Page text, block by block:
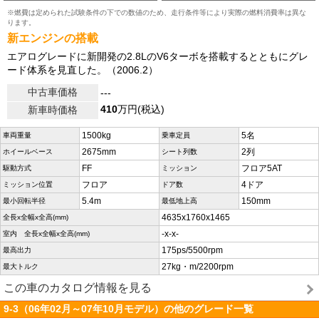
※燃費は定められた試験条件の下での数値のため、走行条件等により実際の燃料消費率は異な
ります。
新エンジンの搭載
エアログレードに新開発の2.8LのV6ターボを搭載するとともにグレ
ード体系を見直した。（2006.2）
中古車価格
---
新車時価格
410万円(税込)
車両重量 1500kg 乗車定員 5名
ホイールベース 2675mm シート列数 2列
駆動方式 FF ミッション フロア5AT
ミッション位置 フロア ドア数 4ドア
最小回転半径 5.4m 最低地上高 150mm
全長x全幅x全高(mm) 4635x1760x1465
室内 全長x全幅x全高(mm) -x-x-
最高出力 175ps/5500rpm
最大トルク 27kg・m/2200rpm
この車のカタログ情報を見る
9-3（06年02月～07年10月モデル）の他のグレード一覧